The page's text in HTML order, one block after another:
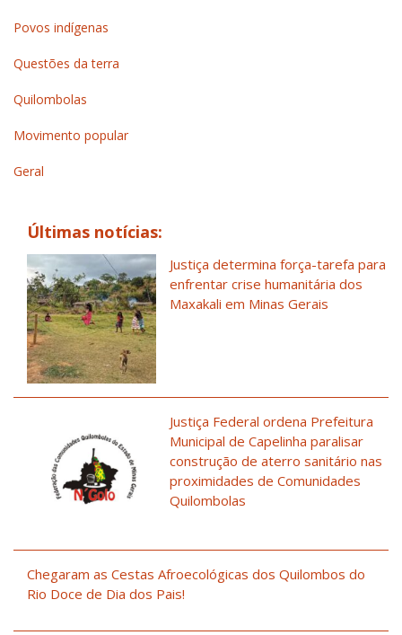
Povos indígenas
Questões da terra
Quilombolas
Movimento popular
Geral
Últimas notícias:
Justiça determina força-tarefa para
enfrentar crise humanitária dos
Maxakali em Minas Gerais
Justiça Federal ordena Prefeitura
Municipal de Capelinha paralisar
construção de aterro sanitário nas
proximidades de Comunidades
Quilombolas
Chegaram as Cestas Afroecológicas dos Quilombos do
Rio Doce de Dia dos Pais!